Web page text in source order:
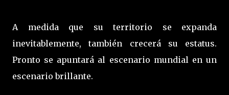
A medida que su territorio se expanda
inevitablemente, también crecerá su estatus.
Pronto se apuntará al escenario mundial en un
escenario brillante.